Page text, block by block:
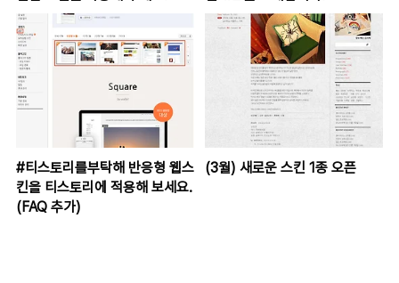
#티스토리를부탁해 반응형 웹스
킨을 티스토리에 적용해 보세요.
(FAQ 추가)
(3월) 새로운 스킨 1종 오픈